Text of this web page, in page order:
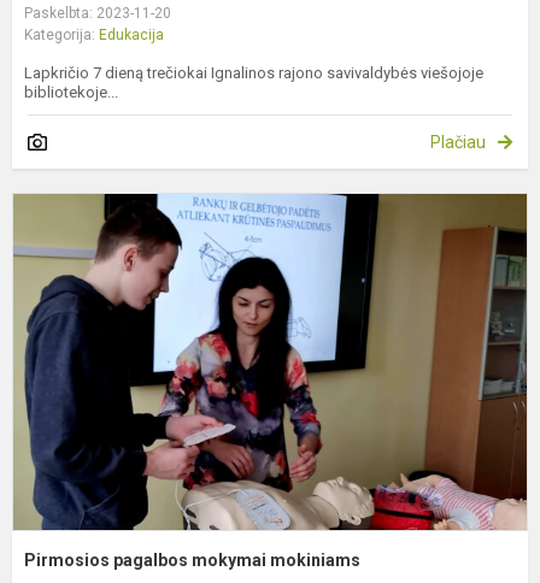
Paskelbta: 2023-11-20
Kategorija: Edukacija
Lapkričio 7 dieną trečiokai Ignalinos rajono savivaldybės viešojoje
bibliotekoje...
Plačiau
Pirmosios pagalbos mokymai mokiniams